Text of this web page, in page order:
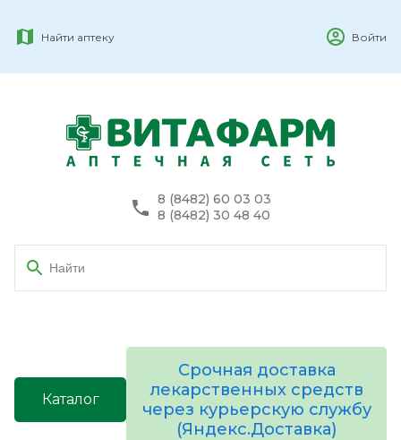
Найти аптеку Войти
8 (8482) 60 03 03
8 (8482) 30 48 40
Каталог
Срочная доставка
лекарственных средств
через курьерскую службу
(Яндекс.Доставка)